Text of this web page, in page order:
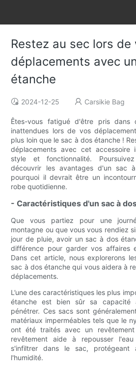
Restez au sec lors de
déplacements avec
étanche
2024-12-25 Carsikie Bag
Êtes-vous fatigué d'être pris dans
inattendues lors de vos
plus loin que le sac à dos étanche !
déplacements avec cet accessoire
style et fonctionnalité.
découvrir les avantages d'un sac
pourquoi il devrait être un
robe quotidienne.
- Caractéristiques d'un sac à
Que vous partiez pour une
montagne ou que vous vous rendiez
jour de pluie, avoir un sac à dos
différence pour garder vos affaires
Dans cet article, nous explorerons
sac à dos étanche qui vous aidera à
déplacements.
L’une des caractéristiques les plus
étanche est bien sûr sa capacité
pénétrer. Ces sacs sont
matériaux imperméables tels que le
ont été traités avec un
revêtement aide à repousser
s'infiltrer dans le sac, protégeant
l'humidité.